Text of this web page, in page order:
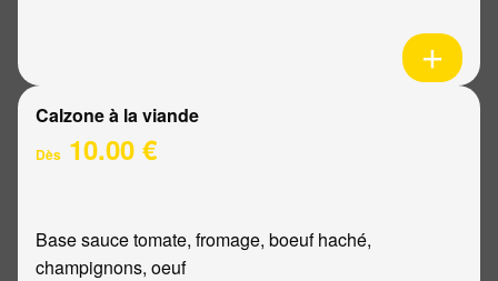
Calzone à la viande
Dès 10.00 €
Base sauce tomate, fromage, boeuf haché,
champignons, oeuf